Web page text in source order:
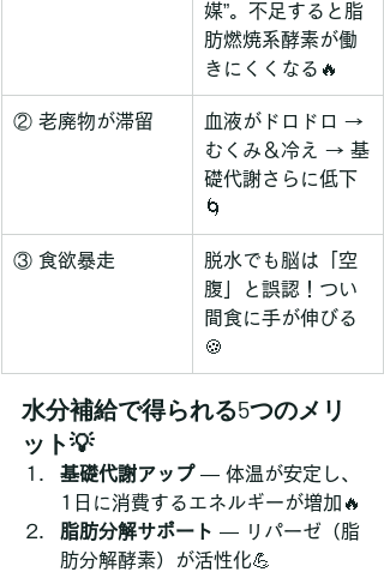
媒”。不足すると脂
肪燃焼系酵素が働
きにくくなる🔥
② 老廃物が滞留
血液がドロドロ →
むくみ＆冷え → 基
礎代謝さらに低下
🌀
③ 食欲暴走
脱水でも脳は「空
腹」と誤認！つい
間食に手が伸びる
🍪
水分補給で得られる5つのメリ
ット💡
基礎代謝アップ — 体温が安定し、
1日に消費するエネルギーが増加🔥
脂肪分解サポート — リパーゼ（脂
肪分解酵素）が活性化💪